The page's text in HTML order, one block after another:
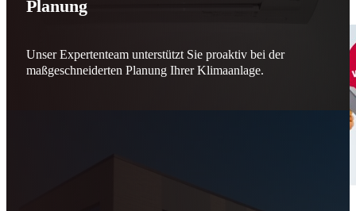
Schicker. Wir bringen’s wieder zum Laufen.
Planung
Unser Expertenteam unterstützt Sie proaktiv bei der
maßgeschneiderten Planung Ihrer Klimaanlage.